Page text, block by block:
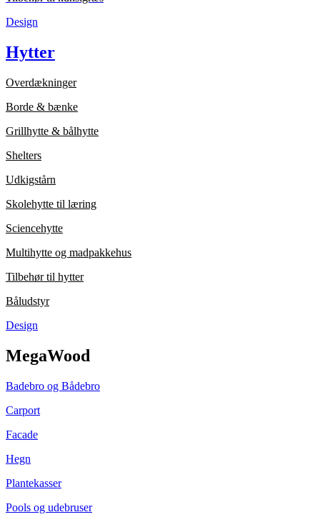
Design
Hytter
Overdækninger
Borde & bænke
Grillhytte & bålhytte
Shelters
Udkigstårn
Skolehytte til læring
Sciencehytte
Multihytte og madpakkehus
Tilbehør til hytter
Båludstyr
Design
MegaWood
Badebro og Bådebro
Carport
Facade
Hegn
Plantekasser
Pools og udebruser